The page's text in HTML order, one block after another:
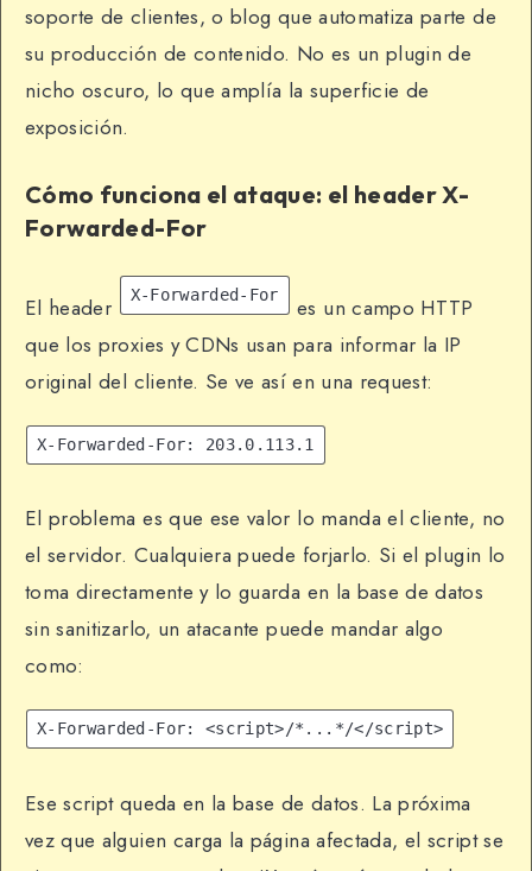
soporte de clientes, o blog que automatiza parte de
su producción de contenido. No es un plugin de
nicho oscuro, lo que amplía la superficie de
exposición.
Cómo funciona el ataque: el header X-
Forwarded-For
El header X-Forwarded-For
es un campo HTTP
que los proxies y CDNs usan para informar la IP
original del cliente. Se ve así en una request:
X-Forwarded-For: 203.0.113.1
El problema es que ese valor lo manda el cliente, no
el servidor. Cualquiera puede forjarlo. Si el plugin lo
toma directamente y lo guarda en la base de datos
sin sanitizarlo, un atacante puede mandar algo
como:
X-Forwarded-For: <script>/*...*/</script>
Ese script queda en la base de datos. La próxima
vez que alguien carga la página afectada, el script se